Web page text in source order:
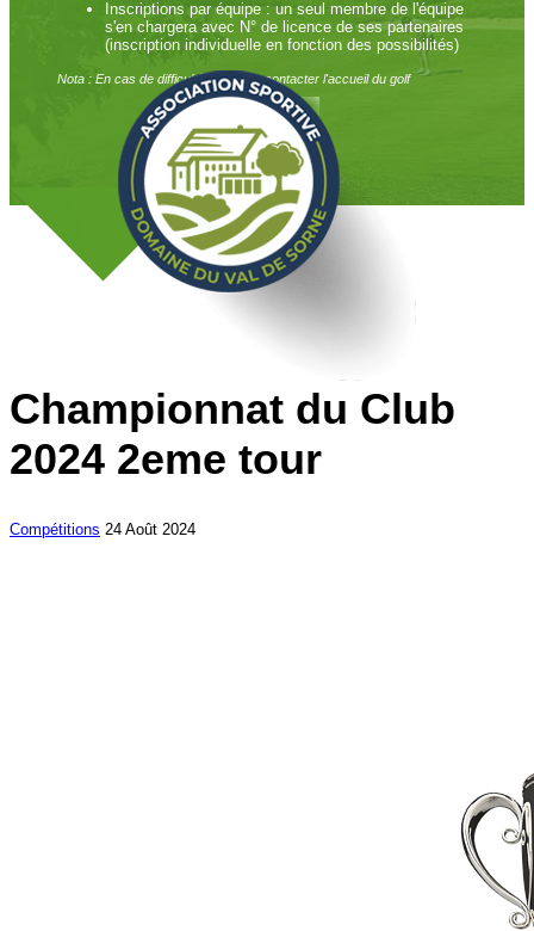
Inscriptions par équipe : un seul membre de l'équipe
s'en chargera avec N° de licence de ses partenaires
(inscription individuelle en fonction des possibilités)
Nota : En cas de difficulté, merci de contacter l'accueil du golf
Championnat du Club
2024 2eme tour
Compétitions 24 Août 2024